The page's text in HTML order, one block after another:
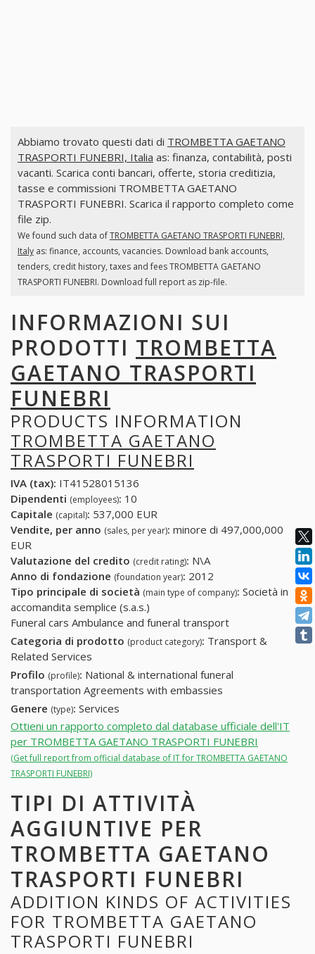
Abbiamo trovato questi dati di TROMBETTA GAETANO
TRASPORTI FUNEBRI, Italia as: finanza, contabilità, posti
vacanti. Scarica conti bancari, offerte, storia creditizia,
tasse e commissioni TROMBETTA GAETANO
TRASPORTI FUNEBRI. Scarica il rapporto completo come
file zip.
We found such data ofTROMBETTA GAETANO TRASPORTI FUNEBRI,
Italyas: finance, accounts, vacancies. Download bank accounts,
tenders, credit history, taxes and fees TROMBETTA GAETANO
TRASPORTI FUNEBRI. Download full report as zip-file.
INFORMAZIONI SUI
PRODOTTI TROMBETTA
GAETANO TRASPORTI
FUNEBRI
PRODUCTS INFORMATION
TROMBETTA GAETANO
TRASPORTI FUNEBRI
IVA (tax): IT41528015136
Dipendenti (employees): 10
Capitale (capital): 537,000 EUR
Vendite, per anno (sales, per year): minore di 497,000,000
EUR
Valutazione del credito (credit rating): N\A
Anno di fondazione (foundation year): 2012
Tipo principale di società (main type of company): Società in
accomandita semplice (s.a.s.)
Funeral cars Ambulance and funeral transport
Categoria di prodotto (product category): Transport &
Related Services
Profilo (profile): National & international funeral
transportation Agreements with embassies
Genere (type): Services
Ottieni un rapporto completo dal database ufficiale dell'IT
per TROMBETTA GAETANO TRASPORTI FUNEBRI
(Get full report from official database of IT for TROMBETTA GAETANO
TRASPORTI FUNEBRI)
TIPI DI ATTIVITÀ
AGGIUNTIVE PER
TROMBETTA GAETANO
TRASPORTI FUNEBRI
ADDITION KINDS OF ACTIVITIES
FOR TROMBETTA GAETANO
TRASPORTI FUNEBRI